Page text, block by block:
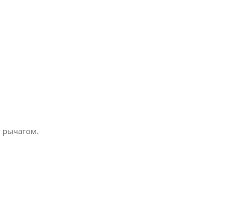
рычагом.